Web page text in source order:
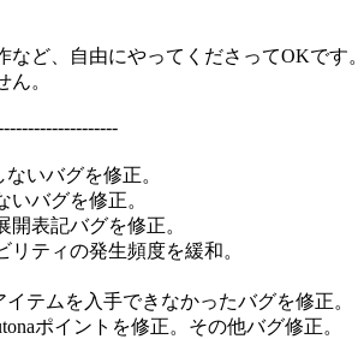
ど、自由にやってくださってOKです。
。
いバグを修正。
グを修正。
記バグを修正。
ィの発生頻度を緩和。
テムを入手できなかったバグを修正。
イントを修正。その他バグ修正。